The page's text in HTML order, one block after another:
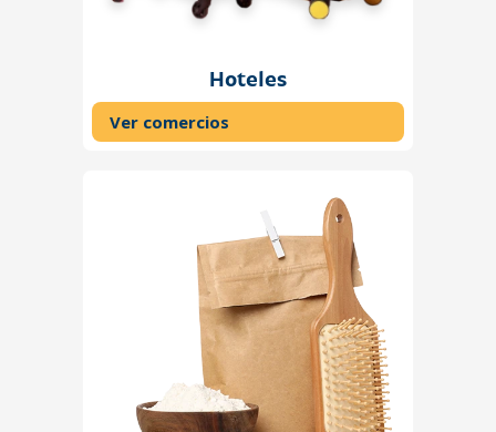
Hoteles
Ver comercios